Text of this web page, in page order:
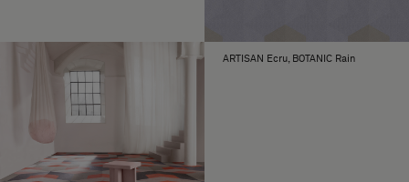
ARTISAN Ecru, BOTANIC Rain